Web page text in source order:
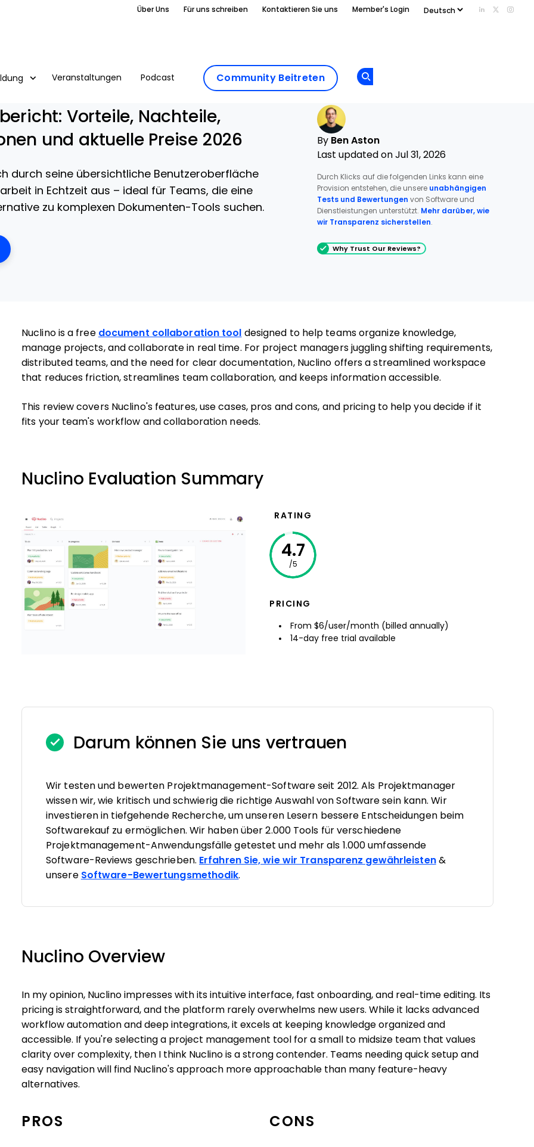
Über Uns Für uns schreiben Kontaktieren Sie uns Member's Login Add us on
Follow
Veranstaltungen Podcast Community Beitreten
Vorteile, Nachteile,
und aktuelle Preise 2026
durch seine übersichtliche Benutzeroberfläche
in Echtzeit aus – ideal für Teams, die eine
zu komplexen Dokumenten-Tools suchen.
New Window
By Ben Aston
Last updated on Jul 31, 2026
Durch Klicks auf die folgenden Links kann eine
Provision entstehen, die unsere unabhängigen
Tests und Bewertungen von Software und
Dienstleistungen unterstützt. Mehr darüber, wie
wir Transparenz sicherstellen.
Why Trust Our Reviews?
Nuclino is a free document collaboration tool designed to help teams organize knowledge,
manage projects, and collaborate in real time. For project managers juggling shifting requirements,
distributed teams, and the need for clear documentation, Nuclino offers a streamlined workspace
that reduces friction, streamlines team collaboration, and keeps information accessible.
This review covers Nuclino's features, use cases, pros and cons, and pricing to help you decide if it
fits your team's workflow and collaboration needs.
Nuclino Evaluation Summary
RATING
4.7
/5
PRICING
From $6/user/month (billed annually)
14-day free trial available
Darum können Sie uns vertrauen
Wir testen und bewerten Projektmanagement-Software seit 2012. Als Projektmanager
wissen wir, wie kritisch und schwierig die richtige Auswahl von Software sein kann. Wir
investieren in tiefgehende Recherche, um unseren Lesern bessere Entscheidungen beim
Softwarekauf zu ermöglichen. Wir haben über 2.000 Tools für verschiedene
Projektmanagement-Anwendungsfälle getestet und mehr als 1.000 umfassende
Software-Reviews geschrieben. Erfahren Sie, wie wir Transparenz gewährleisten&
unsere Software-Bewertungsmethodik.
Nuclino Overview
In my opinion, Nuclino impresses with its intuitive interface, fast onboarding, and real-time editing. Its
pricing is straightforward, and the platform rarely overwhelms new users. While it lacks advanced
workflow automation and deep integrations, it excels at keeping knowledge organized and
accessible. If you're selecting a project management tool for a small to midsize team that values
clarity over complexity, then I think Nuclino is a strong contender. Teams needing quick setup and
easy navigation will find Nuclino's approach more approachable than many feature-heavy
alternatives.
PROS CONS